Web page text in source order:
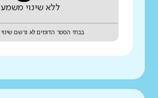
ללא שינוי
בבתי הספר הדומים לא נרשם